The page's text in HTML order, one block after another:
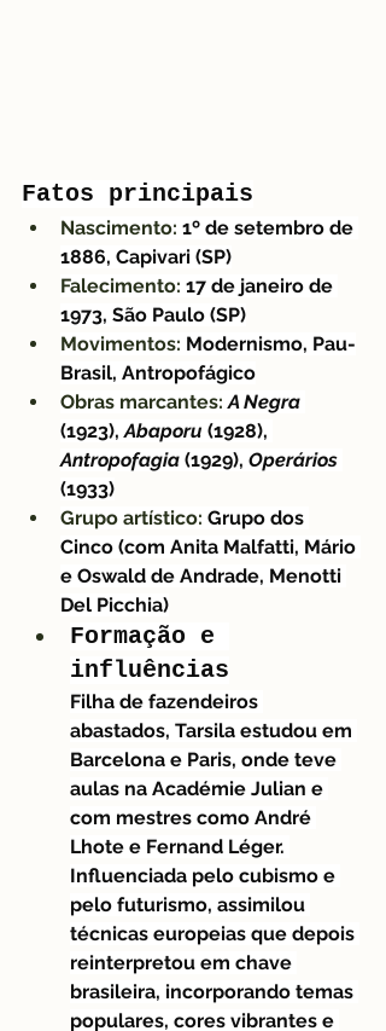
Fatos principais
Nascimento: 1º de setembro de
1886, Capivari (SP)
Falecimento: 17 de janeiro de
1973, São Paulo (SP)
Movimentos: Modernismo, Pau-
Brasil, Antropofágico
Obras marcantes: A Negra
(1923), Abaporu (1928),
Antropofagia (1929), Operários
(1933)
Grupo artístico: Grupo dos
Cinco (com Anita Malfatti, Mário
e Oswald de Andrade, Menotti
Del Picchia)
Formação e
influências
Filha de fazendeiros
abastados, Tarsila estudou em
Barcelona e Paris, onde teve
aulas na Académie Julian e
com mestres como André
Lhote e Fernand Léger.
Influenciada pelo cubismo e
pelo futurismo, assimilou
técnicas europeias que depois
reinterpretou em chave
brasileira, incorporando temas
populares, cores vibrantes e